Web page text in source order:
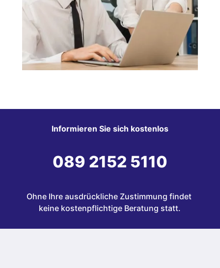
Informieren Sie sich kostenlos
089 2152 5110
Ohne Ihre ausdrückliche Zustimmung findet
keine kostenpflichtige Beratung statt.